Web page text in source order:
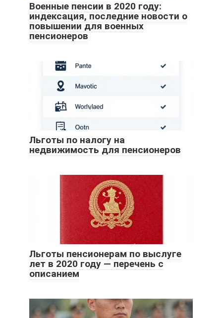
Военные пенсии в 2020 году:
индексация, последние новости о
повышении для военных
пенсионеров
Льготы по налогу на
недвижимость для пенсионеров
Льготы пенсионерам по выслуге
лет в 2020 году — перечень с
описанием